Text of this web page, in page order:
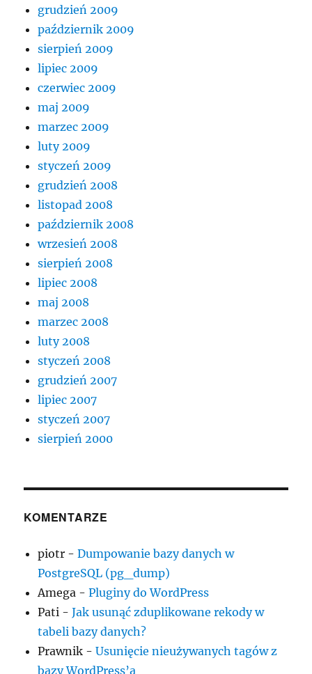
grudzień 2009
październik 2009
sierpień 2009
lipiec 2009
czerwiec 2009
maj 2009
marzec 2009
luty 2009
styczeń 2009
grudzień 2008
listopad 2008
październik 2008
wrzesień 2008
sierpień 2008
lipiec 2008
maj 2008
marzec 2008
luty 2008
styczeń 2008
grudzień 2007
lipiec 2007
styczeń 2007
sierpień 2000
KOMENTARZE
piotr -Dumpowanie bazy danych w
PostgreSQL (pg_dump)
Amega -Pluginy do WordPress
Pati -Jak usunąć zduplikowane rekody w
tabeli bazy danych?
Prawnik -Usunięcie nieużywanych tagów z
bazy WordPress’a